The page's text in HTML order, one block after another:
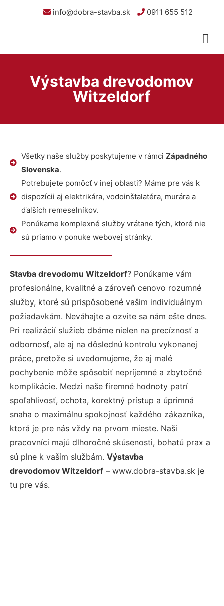
info@dobra-stavba.sk 0911 655 512
Výstavba drevodomov
Witzeldorf
Všetky naše služby poskytujeme v rámci Západného
Slovenska.
Potrebujete pomôcť v inej oblasti? Máme pre vás k
dispozícii aj elektrikára, vodoinštalatéra, murára a
ďalších remeselníkov.
Ponúkame komplexné služby vrátane tých, ktoré nie
sú priamo v ponuke webovej stránky.
Stavba drevodomu Witzeldorf? Ponúkame vám
profesionálne, kvalitné a zároveň cenovo rozumné
služby, ktoré sú prispôsobené vašim individuálnym
požiadavkám. Neváhajte a ozvite sa nám ešte dnes.
Pri realizácií služieb dbáme nielen na precíznosť a
odbornosť, ale aj na dôslednú kontrolu vykonanej
práce, pretože si uvedomujeme, že aj malé
pochybenie môže spôsobiť nepríjemné a zbytočné
komplikácie. Medzi naše firemné hodnoty patrí
spoľahlivosť, ochota, korektný prístup a úprimná
snaha o maximálnu spokojnosť každého zákazníka,
ktorá je pre nás vždy na prvom mieste. Naši
pracovníci majú dlhoročné skúsenosti, bohatú prax a
sú plne k vašim službám. Výstavba
drevodomov Witzeldorf – www.dobra-stavba.sk je
tu pre vás.